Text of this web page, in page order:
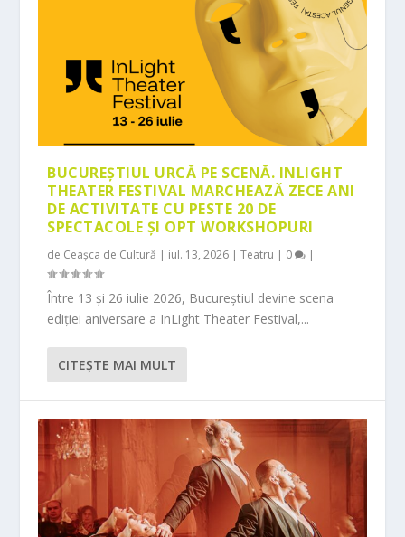
BUCUREȘTIUL URCĂ PE SCENĂ. INLIGHT
THEATER FESTIVAL MARCHEAZĂ ZECE ANI
DE ACTIVITATE CU PESTE 20 DE
SPECTACOLE ȘI OPT WORKSHOPURI
de Ceașca de Cultură | iul. 13, 2026 |Teatru | 0 |
Între 13 și 26 iulie 2026, Bucureștiul devine scena
ediției aniversare a InLight Theater Festival,...
CITEŞTE MAI MULT